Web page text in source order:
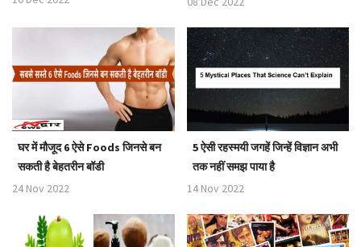
घर में मौजूद 6 ऐसे Foods जिनसे बन
सकती है बेहतरीन बॉडी
24 Nov 2022
5 ऐसी रहस्मयी जगहें जिन्हें विज्ञान अभी
तक नहीं समझ पाया है
14 Nov 2022